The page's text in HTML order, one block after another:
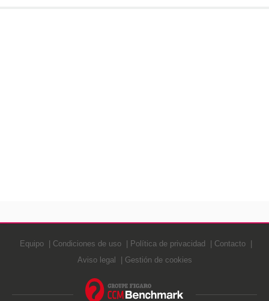
Equipo Condiciones de uso Política de privacidad
Contacto
Aviso legal
Gestión de cookies